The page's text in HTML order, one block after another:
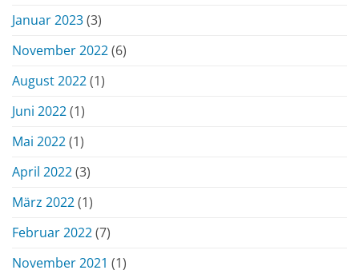
Januar 2023(3)
November 2022(6)
August 2022(1)
Juni 2022(1)
Mai 2022(1)
April 2022(3)
März 2022(1)
Februar 2022(7)
November 2021 (1)